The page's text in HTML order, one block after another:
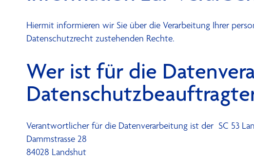
Hiermit informieren wir Sie über die Verarbeitung Ihrer
Datenschutzrecht zustehenden Rechte.
Wer ist für die
Datenschutzbeau
Verantwortlicher für die Datenverarbeitung ist der SC 53
Dammstrasse 28
84028 Landshut